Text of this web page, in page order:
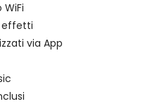
effetti
via App